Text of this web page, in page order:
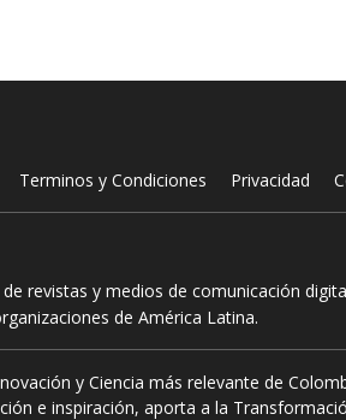
Terminos y Condiciones Privacidad
revistas y medios de comunicación
de América Latina.
y Ciencia más relevante de
e inspiración, aporta a la